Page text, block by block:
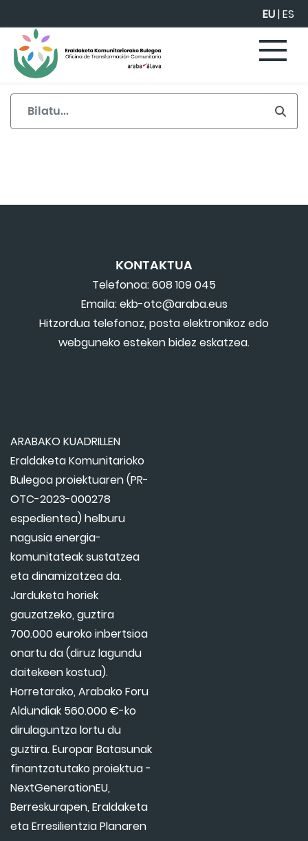
EU|ES
KONTAKTUA
Telefonoa: 608 109 045
Emaila: ekb-otc@araba.eus
Hitzordua telefonoz, posta elektronikoz edo
webguneko esteken bidez eskatzea.
ARABAKO KUADRILLEN
Eraldaketa Komunitarioko
Bulegoa proiektuaren (PR-
OTC-2023-000278
espedientea) helburu
nagusia energia-
komunitateak sustatzea
eta dinamizatzea da.
Jarduketa horiek
gauzatzeko, guztira
700.000 euroko inbertsioa
onartu da (diruz lagundu
daitekeen kostua).
Horretarako, Arabako Foru
Aldundiak 560.000 €-ko
dirulaguntza lortu du
guztira. Europar Batasunak
finantzatutako proiektua -
NextGenerationEU,
Berreskurapen, Eraldaketa
eta Erresilientzia Planaren